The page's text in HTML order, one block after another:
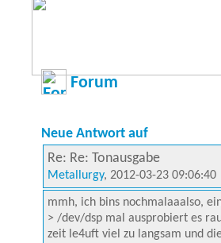
Forum
Neue Antwort auf
Re: Re: Tonausgabe
Metallurgy, 2012-03-23 09:06:40
mmh, ich bins nochmalaaalso,
> /dev/dsp mal ausprobiert es
zeit le4uft viel zu langsam und